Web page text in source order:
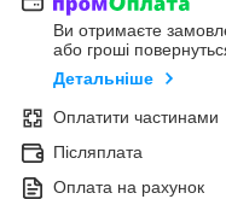
Ви отримаєте
або гроші
Детальніше
Оплатити частинами
Післяплата
Оплата на рахунок